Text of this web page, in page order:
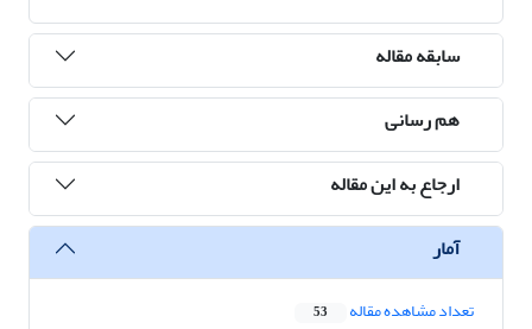
سابقه مقاله
هم رسانی
ارجاع به این مقاله
آمار
تعداد مشاهده مقاله 53